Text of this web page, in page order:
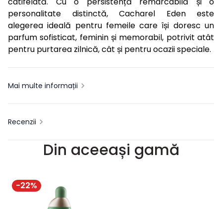
personalitate distinctă, Cacharel Eden este
alegerea ideală pentru femeile care își doresc un
parfum sofisticat, feminin și memorabil, potrivit atât
pentru purtarea zilnică, cât și pentru ocazii speciale.
Mai multe informații
Recenzii
Din aceeași gamă
-22%